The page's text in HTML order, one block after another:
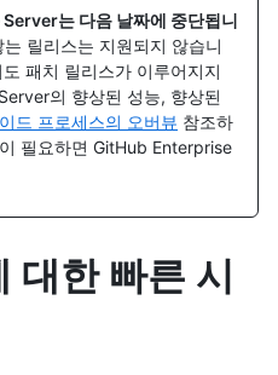
는 다음 날짜에 중단됩니
릴리스는 지원되지 않습니
패치 릴리스가 이루어지지
의 향상된 성능, 향상된
드 프로세스의 오버뷰 참조하
필요하면 GitHub Enterprise
대한 빠른 시